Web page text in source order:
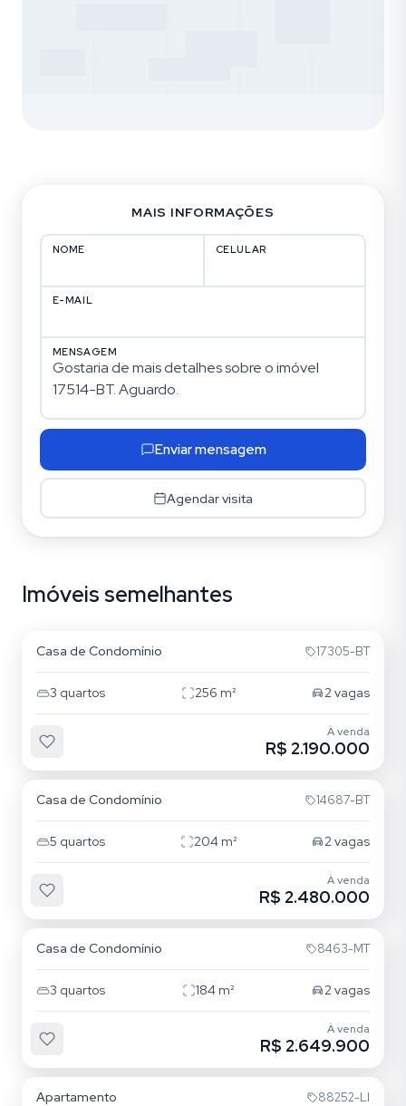
MAIS INFORMAÇÕES
NOME CELULAR
E-MAIL
MENSAGEM
Enviar mensagem
Agendar visita
Imóveis semelhantes
Beira Mar
Casa de Condomínio 17305-BT
3 quartos 256 m² 2vagas
À venda
R$ 2.190.000
Casa de Condomínio 14687-BT
5 quartos 204 m² 2vagas
À venda
R$ 2.480.000
Casa de Condomínio 8463-MT
3 quartos 184 m² 2vagas
À venda
R$ 2.649.900
Apartamento 88252-LI